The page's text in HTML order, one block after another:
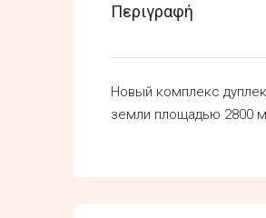
Περιγραφή
Новый комплекс
земли площадью 2800